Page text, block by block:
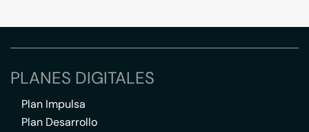
PLANES DIGITALES
Plan Impulsa
Plan Desarrollo